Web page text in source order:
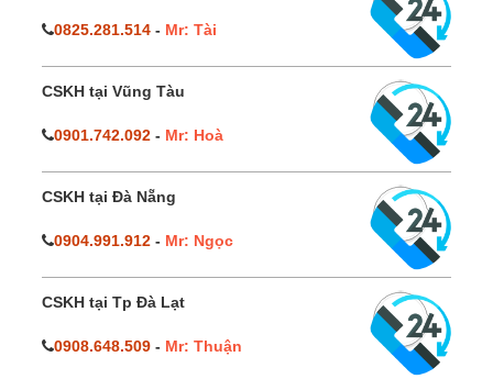
0825.281.514 - Mr: Tài
CSKH tại Vũng Tàu
0901.742.092 - Mr: Hoà
CSKH tại Đà Nẵng
0904.991.912 - Mr: Ngọc
CSKH tại Tp Đà Lạt
0908.648.509 - Mr: Thuận